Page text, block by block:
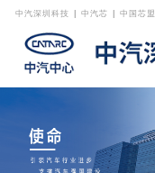
中汽深圳科技 | 中汽芯 | 中国芯盟